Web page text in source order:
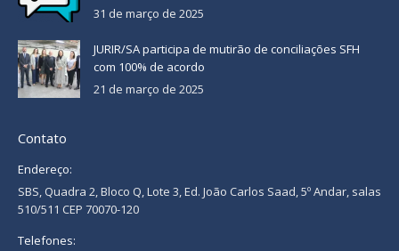
31 de março de 2025
JURIR/SA participa de mutirão de conciliações SFH
com 100% de acordo
21 de março de 2025
Contato
Endereço:
SBS, Quadra 2, Bloco Q, Lote 3, Ed. João Carlos Saad, 5º Andar, salas
510/511 CEP 70070-120
Telefones: